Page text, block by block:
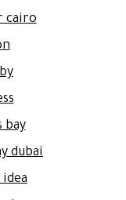
cairo
bay
dubai